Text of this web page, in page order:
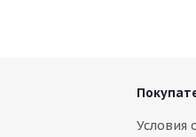
Условия